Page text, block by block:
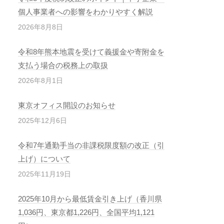
個人事業者への影響をわかりやすく解説
2026年8月8日
令和8年熊本地震を受けて義援金や寄附金を
支払う場合の税務上の取扱
2026年8月1日
東京オフィス開設のお知らせ
2025年12月6日
令和7年通勤手当の非課税限度額の改正（引
上げ）について
2025年11月19日
2025年10月から最低賃金引き上げ（香川県
1,036円、東京都1,226円、全国平均1,121